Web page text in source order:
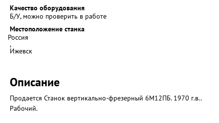
Качество оборудования
Б/У, можно проверить в работе
Местоположение станка
Россия
,
Ижевск
Описание
Продается Станок вертикально-фрезерный 6М12ПБ. 1970 г.в..
Рабочий.